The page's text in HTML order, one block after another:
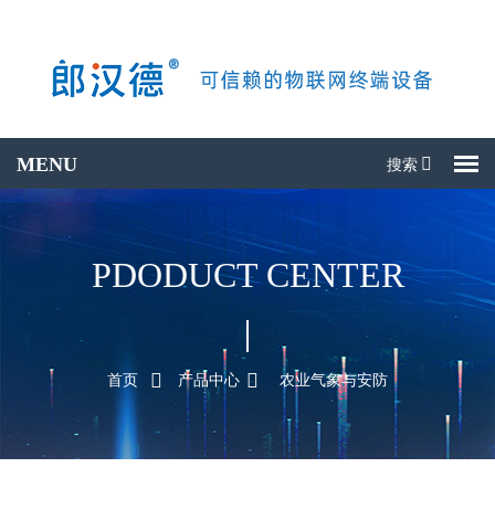
搜索
PDODUCT CENTER
首页 产品中心 农业气象与安防